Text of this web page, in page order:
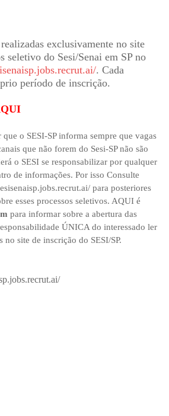
exclusivamente no site
seletivo do Sesi/Senai em SP no
. Cada
período de inscrição.
que o SESI-SP informa sempre que vagas
que não forem do Sesi-SP não são
o SESI se responsabilizar por qualquer
de informações. Por isso Consulte
para posteriores
esses processos seletivos. AQUI é
para informar sobre a abertura das
ÚNICA do interessado ler
site de inscrição do SESI/SP.